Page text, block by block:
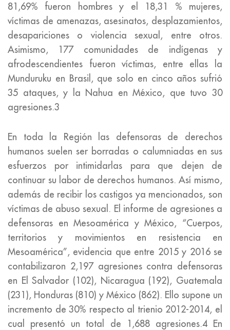
81,69% fueron hombres y el 18,31 % mujeres,
víctimas de amenazas, asesinatos, desplazamientos,
desapariciones o violencia sexual, entre otros.
Asimismo, 177 comunidades de indígenas y
afrodescendientes fueron víctimas, entre ellas la
Munduruku en Brasil, que solo en cinco años sufrió
35 ataques, y la Nahua en México, que tuvo 30
agresiones.3
En toda la Región las defensoras de derechos
humanos suelen ser borradas o calumniadas en sus
esfuerzos por intimidarlas para que dejen de
continuar su labor de derechos humanos. Así mismo,
además de recibir los castigos ya mencionados, son
víctimas de abuso sexual. El informe de agresiones a
defensoras en Mesoamérica y México, “Cuerpos,
territorios y movimientos en resistencia en
Mesoamérica”, evidencia que entre 2015 y 2016 se
contabilizaron 2,197 agresiones contra defensoras
en El Salvador (102), Nicaragua (192), Guatemala
(231), Honduras (810) y México (862). Ello supone un
incremento de 30% respecto al trienio 2012-2014, el
cual presentó un total de 1,688 agresiones.4 En